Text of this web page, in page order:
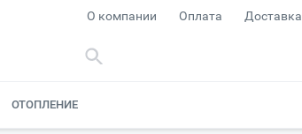
О компании Оплата Доставка
ОТОПЛЕНИЕ